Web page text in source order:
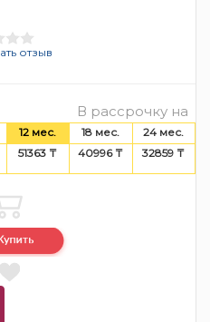
отзыв
В рассрочку на
12 мес. 18 мес.
24 мес.
51363 ₸ 40996 ₸ 32859 ₸